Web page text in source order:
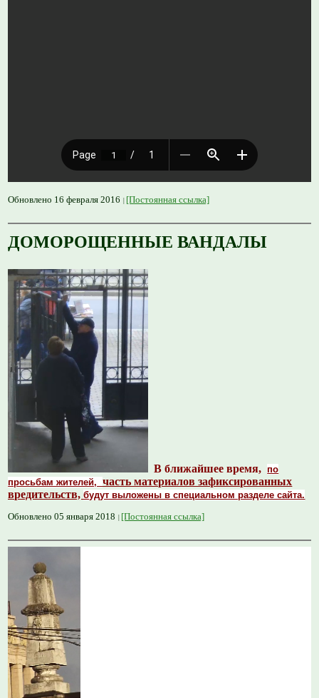
Обновлено 16 февраля 2016 [Постоянная ссылка]
ДОМОРОЩЕННЫЕ ВАНДАЛЫ
В ближайшее время, по
просьбам жителей,
часть материалов зафиксированных
вредительств,будут выложены в специальном разделе сайта.
Обновлено 05 января 2018
[Постоянная ссылка]